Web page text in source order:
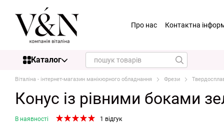
Перейти до основного контенту
Про нас Контактна
Каталог
Віталіна - інтернет-магазин манікюрного обладнання Фрези
Конус із рівними боками
В наявності 1 відгук